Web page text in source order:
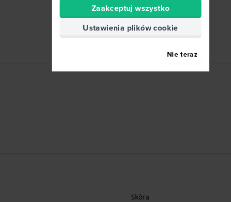
Skóra
Zaakceptuj wszystko
Ustawienia plików cookie
Nie teraz